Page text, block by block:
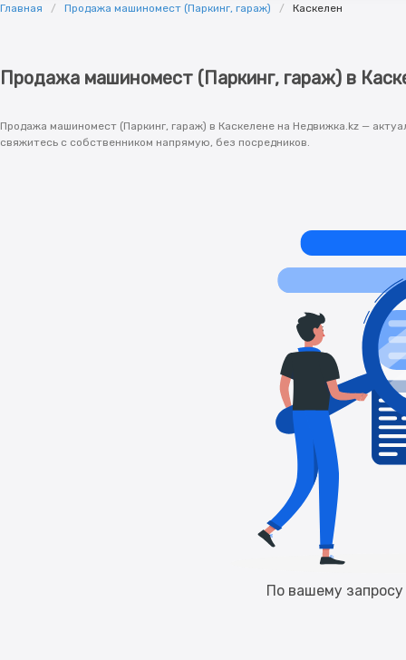
Главная Продажа машиномест (Паркинг, гараж) Каскелен
Продажа машиномест (Паркинг, гараж) в
Продажа машиномест (Паркинг, гараж) в Каскелене на Недвижка.kz —
свяжитесь с собственником напрямую, без посредников.
По вашему